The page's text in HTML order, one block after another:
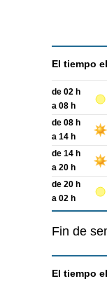
El tiempo el
de 02 h
a 08 h
de 08 h
a 14 h
de 14 h
a 20 h
de 20 h
a 02 h
Fin de
El tiempo el